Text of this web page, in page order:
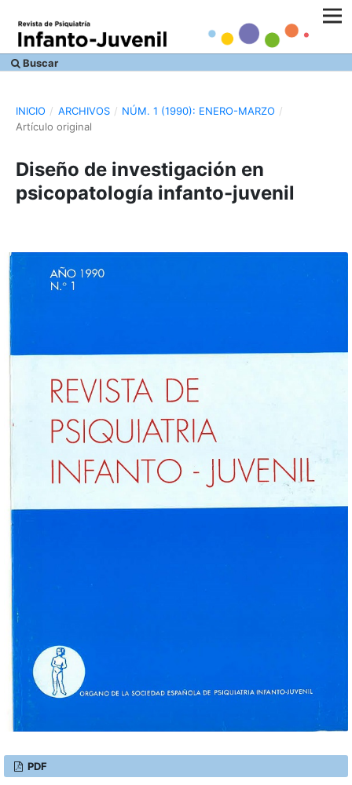
Buscar
INICIO / ARCHIVOS / NÚM. 1 (1990): ENERO-MARZO /
Artículo original
Diseño de investigación en
psicopatología infanto-juvenil
PDF